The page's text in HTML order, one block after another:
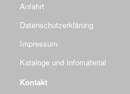
Anfahrt
Datenschutzerklärung
Impressum
Kataloge und Infomaterial
Kontakt